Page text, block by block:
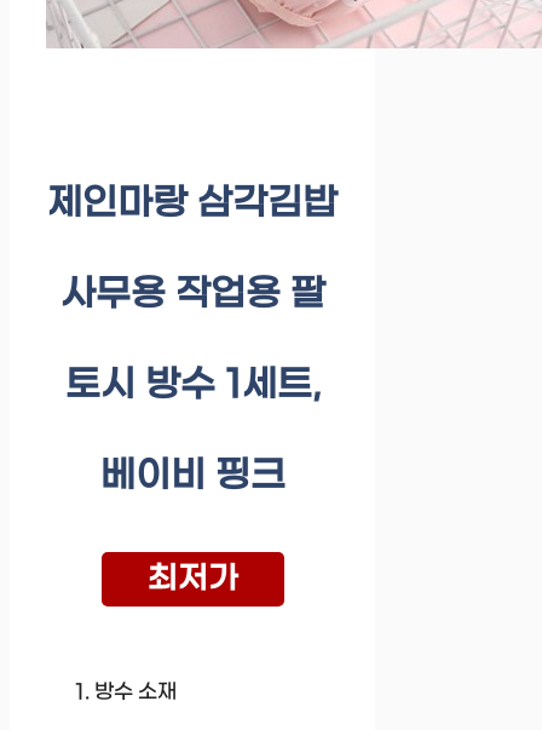
제인마랑 삼각김밥
사무용 작업용 팔
토시 방수 1세트,
베이비 핑크
최저가
방수 소재